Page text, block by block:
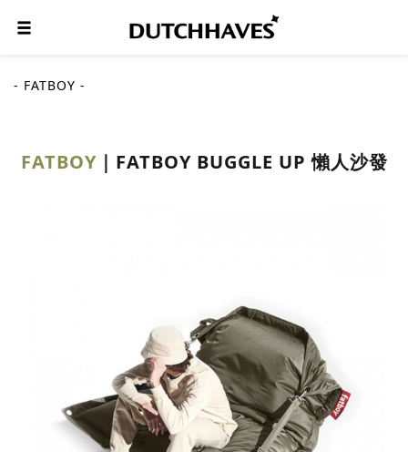
- FATBOY -
FATBOY FATBOY BUGGLE UP 懶人沙發